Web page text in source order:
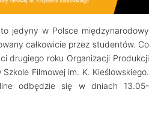
jedyny w Polsce międzynarodowy
całkowicie przez studentów. Co
drugiego roku Organizacji Produkcji
Filmowej im. K. Kieślowskiego.
odbędzie się w dniach 13.05-